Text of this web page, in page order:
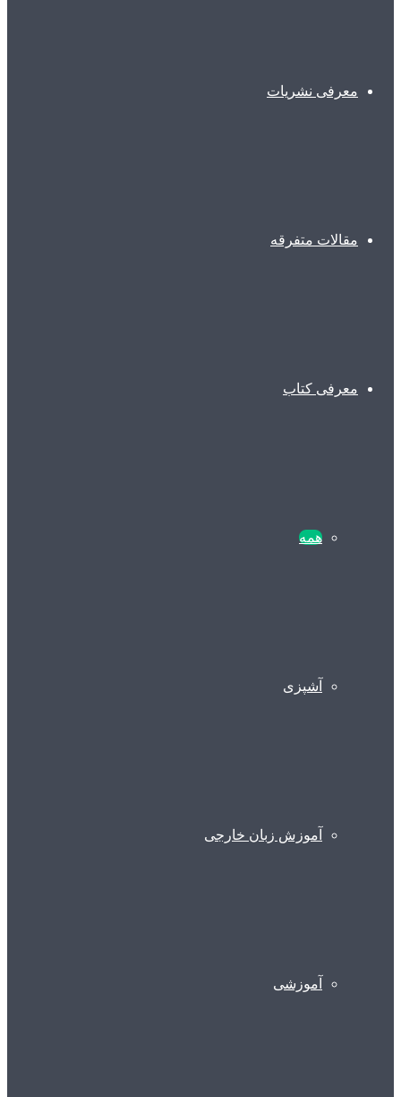
معرفی نشریات
مقالات متفرقه
معرفی کتاب
همه
آشپزی
آموزش زبان خارجی
آموزشی